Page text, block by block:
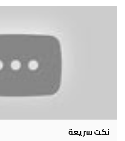
نكت سريعة